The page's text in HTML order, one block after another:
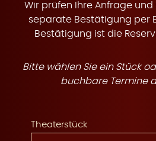
e
Wir prüfen Ihre Anfrage
separate Bestätigung per
Bestätigung ist die
Bitte wählen Sie ein Stück
buchbare Termine
Theaterstück